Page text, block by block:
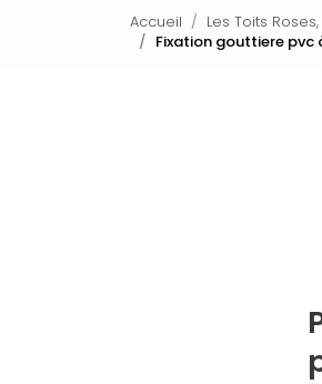
Accueil Les Toits
Fixation gouttiere pvc